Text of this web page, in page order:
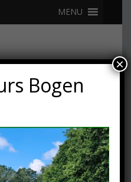
MENU
Bogen
×